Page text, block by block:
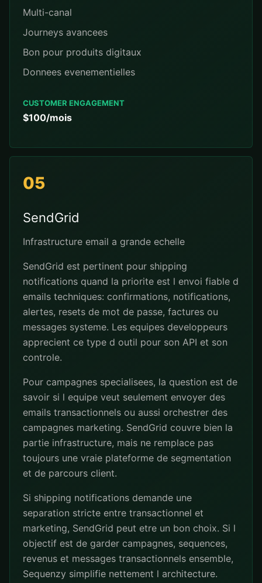
Multi-canal
Journeys avancees
Bon pour produits digitaux
Donnees evenementielles
CUSTOMER ENGAGEMENT
$100/mois
05
SendGrid
Infrastructure email a grande echelle
SendGrid est pertinent pour shipping
notifications quand la priorite est l envoi fiable d
emails techniques: confirmations, notifications,
alertes, resets de mot de passe, factures ou
messages systeme. Les equipes developpeurs
apprecient ce type d outil pour son API et son
controle.
Pour campagnes specialisees, la question est de
savoir si l equipe veut seulement envoyer des
emails transactionnels ou aussi orchestrer des
campagnes marketing. SendGrid couvre bien la
partie infrastructure, mais ne remplace pas
toujours une vraie plateforme de segmentation
et de parcours client.
Si shipping notifications demande une
separation stricte entre transactionnel et
marketing, SendGrid peut etre un bon choix. Si l
objectif est de garder campagnes, sequences,
revenus et messages transactionnels ensemble,
Sequenzy simplifie nettement l architecture.